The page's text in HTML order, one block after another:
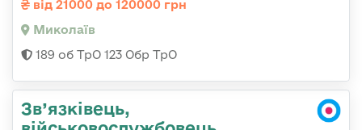
від 21000 до 120000 грн
Миколаїв
189 об ТрО 123 Обр ТрО
Зв’язківець,